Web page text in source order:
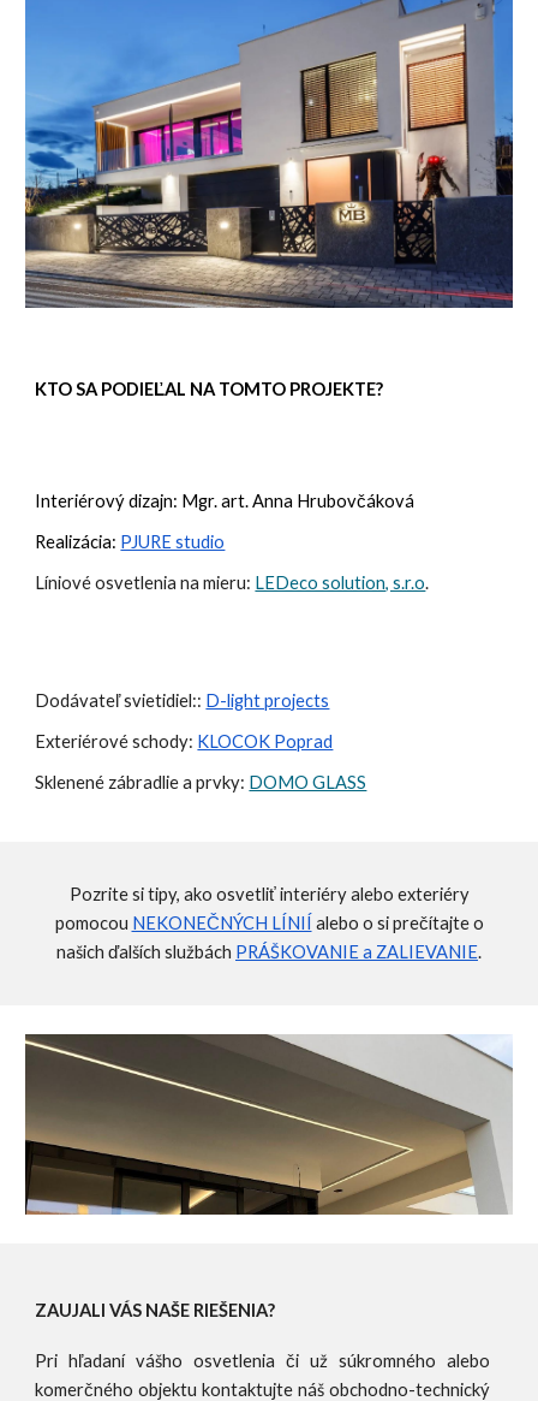
KTO SA PODIEĽAL NA TOMTO PROJEKTE?
Interiérový dizajn: Mgr. art. Anna Hrubovčáková
Realizácia: PJURE studio
Líniové osvetlenia na mieru: LEDeco solution, s.r.o.
Dodávateľ svietidiel:: D-light projects
Exteriérové schody: KLOCOK Poprad
Sklenené zábradlie a prvky: DOMO GLASS
Pozrite si tipy, ako osvetliť interiéry alebo exteriéry
pomocou NEKONEČNÝCH LÍNIÍ alebo o si prečítajte o
našich ďalších službách PRÁŠKOVANIE a ZALIEVANIE.
ZAUJALI VÁS NAŠE RIEŠENIA?
Pri hľadaní vášho osvetlenia či už súkromného alebo
komerčného objektu kontaktujte náš obchodno-technický